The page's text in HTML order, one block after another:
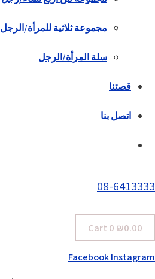
مجموعة ثلاثية للمرأة/الرجل
سلة المرأة/الرجل
قصتنا
اتصل بنا
08-6413333
₪0.00
0
Cart
FacebookInstagram